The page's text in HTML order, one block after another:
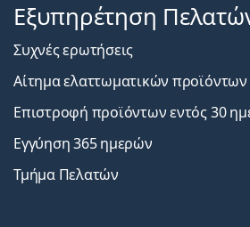
Εξυπηρέτηση
Συχνές ερωτήσεις
Αίτημα ελαττωματικών προϊόντων
Επιστροφή προϊόντων εντός 30
Εγγύηση 365 ημερών
Τμήμα Πελατών